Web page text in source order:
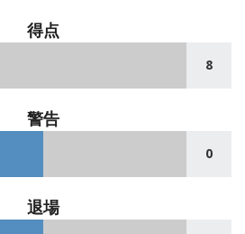
得点
8
警告
0
退場